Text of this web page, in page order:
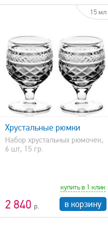
15 мл
Хрустальные рюмки
Набор хрустальных рюмочек,
6 шт, 15 гр.
2 840
купить в 1 клик
в корзину